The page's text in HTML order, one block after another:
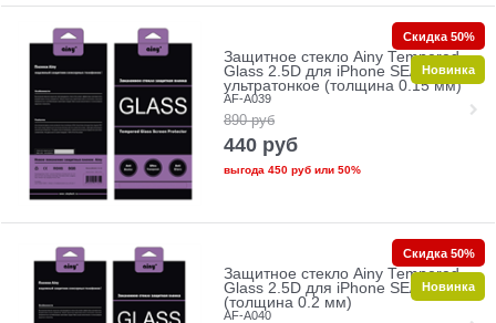
Защитное стекло Ainy Tempered
Glass 2.5D для iPhone SE/5/5c/5s
ультратонкое (толщина 0.15 мм)
AF-A039
890 руб
440 руб
выгода 450 рубили 50%
Скидка 50%
Новинка
Защитное стекло Ainy Tempered
Glass 2.5D для iPhone SE/5/5c/5s
(толщина 0.2 мм)
AF-A040
Скидка 50%
Новинка